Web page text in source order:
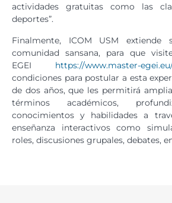
actividades gratuitas como las
deportes”.
Finalmente, ICOM USM
comunidad sansana, para que
EGEI https://www.master-
condiciones para postular a esta
de dos años, que les permitirá
términos académicos,
conocimientos y habilidades a
enseñanza interactivos como
roles, discusiones grupales, debates,